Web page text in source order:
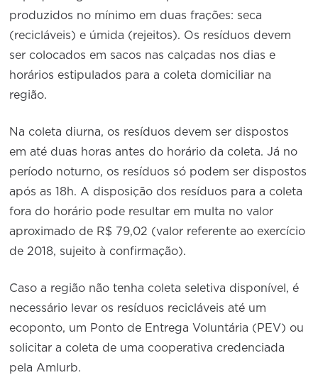
produzidos no mínimo em duas frações: seca
(recicláveis) e úmida (rejeitos). Os resíduos devem
ser colocados em sacos nas calçadas nos dias e
horários estipulados para a coleta domiciliar na
região.
Na coleta diurna, os resíduos devem ser dispostos
em até duas horas antes do horário da coleta. Já no
período noturno, os resíduos só podem ser dispostos
após as 18h. A disposição dos resíduos para a coleta
fora do horário pode resultar em multa no valor
aproximado de R$ 79,02 (valor referente ao exercício
de 2018, sujeito à confirmação).
Caso a região não tenha coleta seletiva disponível, é
necessário levar os resíduos recicláveis até um
ecoponto, um Ponto de Entrega Voluntária (PEV) ou
solicitar a coleta de uma cooperativa credenciada
pela Amlurb.